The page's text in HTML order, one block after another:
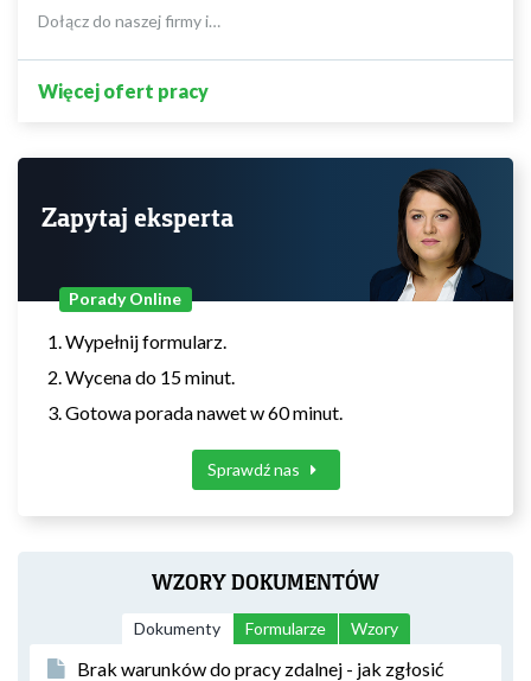
Dołącz do naszej firmy i…
Więcej ofert pracy
Zapytaj eksperta
Porady Online
Wypełnij formularz.
Wycena do 15 minut.
Gotowa porada nawet w 60 minut.
Sprawdź nas
WZORY DOKUMENTÓW
Dokumenty Formularze Wzory
Brak warunków do pracy zdalnej - jak zgłosić